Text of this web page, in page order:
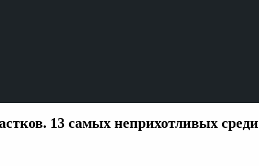
13 самых неприхотливых